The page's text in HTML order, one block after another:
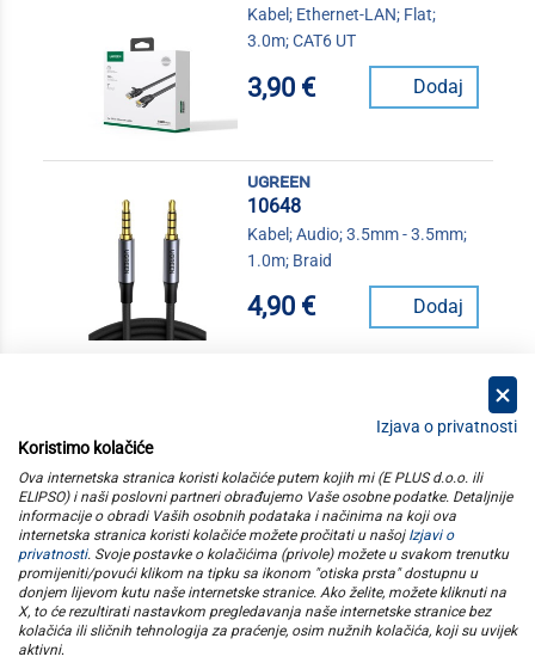
Kabel; Ethernet-LAN; Flat;
3.0m; CAT6 UT
3,90 € Dodaj
ugreen
10648
Kabel; Audio; 3.5mm - 3.5mm;
1.0m; Braid
4,90 € Dodaj
kategorije
elipso
informacije
pratite nas
Izjava o privatnosti
Koristimo kolačiće
Ova internetska stranica koristi kolačiće putem kojih mi (E PLUS d.o.o. ili
ELIPSO) i naši poslovni partneri obrađujemo Vaše osobne podatke. Detaljnije
informacije o obradi Vaših osobnih podataka i načinima na koji ova
internetska stranica koristi kolačiće možete pročitati u našoj Izjavi o
privatnosti. Svoje postavke o kolačićima (privole) možete u svakom trenutku
promijeniti/povući klikom na tipku sa ikonom "otiska prsta" dostupnu u
donjem lijevom kutu naše internetske stranice. Ako želite, možete kliknuti na
X, to će rezultirati nastavkom pregledavanja naše internetske stranice bez
kolačića ili sličnih tehnologija za praćenje, osim nužnih kolačića, koji su uvijek
aktivni.